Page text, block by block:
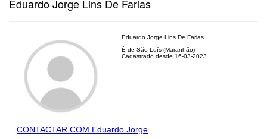
Eduardo Jorge Lins De Farias
Eduardo Jorge Lins De Farias
É de São Luís (Maranhão)
Cadastrado desde 16-03-2023
CONTACTAR COM Eduardo Jorge